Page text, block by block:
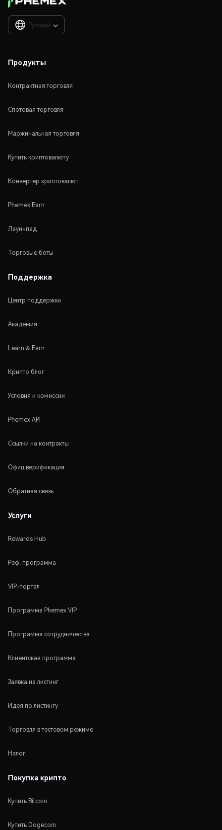
Русский 
Продукты
Контрактная торговля
Спотовая торговля
Маржинальная торговля
Купить криптовалюту
Конвертер криптовалют
Phemex Earn
Лаунчпад
Торговые боты
Поддержка
Центр поддержки
Академия
Learn & Earn
Крипто блог
Условия и комиссии
Phemex API
Ссылки на контракты
Офиц.верификация
Обратная связь
Услуги
Rewards Hub
Реф. программа
VIP-портал
Программа Phemex VIP
Программа сотрудничества
Клиентская программа
Заявка на листинг
Идея по листингу
Торговля в тестовом режиме
Налог
Покупка крипто
Купить Bitcoin
Купить Dogecoin